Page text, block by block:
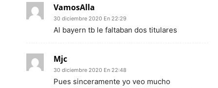
VamosAlla
30 diciembre 2020 En 22:29
Al bayern tb le faltaban dos titulares
Mjc
30 diciembre 2020 En 22:48
Pues sinceramente yo veo mucho